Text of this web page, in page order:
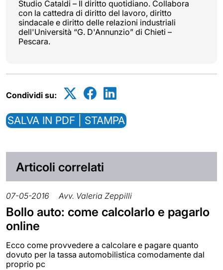
Studio Cataldi – Il diritto quotidiano. Collabora
con la cattedra di diritto del lavoro, diritto
sindacale e diritto delle relazioni industriali
dell'Università “G. D'Annunzio” di Chieti –
Pescara.
Condividi su:
SALVA IN PDF | STAMPA
Articoli correlati
07-05-2016 Avv. Valeria Zeppilli
Bollo auto: come calcolarlo e pagarlo
online
Ecco come provvedere a calcolare e pagare quanto
dovuto per la tassa automobilistica comodamente dal
proprio pc